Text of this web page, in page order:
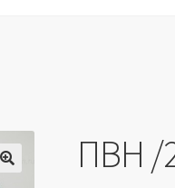
данных
🔍
ПВН /